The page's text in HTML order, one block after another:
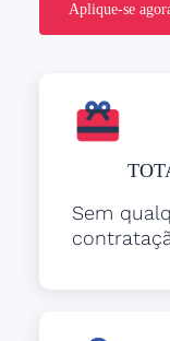
Aplique-se
Sem